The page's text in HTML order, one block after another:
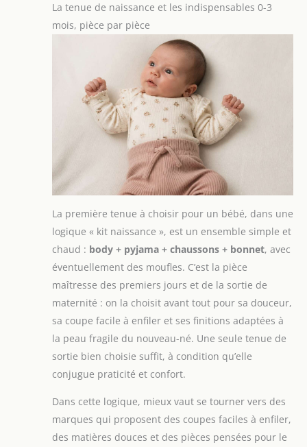
La tenue de naissance et les indispensables 0-3
mois, pièce par pièce
La première tenue à choisir pour un bébé, dans une
logique « kit naissance », est un ensemble simple et
chaud : body + pyjama + chaussons + bonnet, avec
éventuellement des moufles. C’est la pièce
maîtresse des premiers jours et de la sortie de
maternité : on la choisit avant tout pour sa douceur,
sa coupe facile à enfiler et ses finitions adaptées à
la peau fragile du nouveau-né. Une seule tenue de
sortie bien choisie suffit, à condition qu’elle
conjugue praticité et confort.
Dans cette logique, mieux vaut se tourner vers des
marques qui proposent des coupes faciles à enfiler,
des matières douces et des pièces pensées pour le